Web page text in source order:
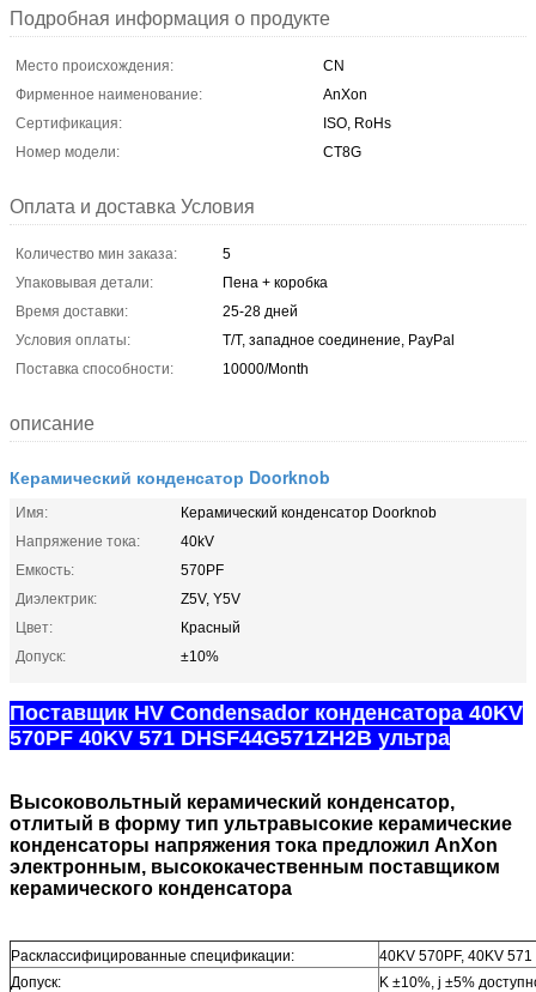
Подробная информация о продукте
Место происхождения:
CN
Фирменное наименование:
AnXon
Сертификация:
ISO, RoHs
Номер модели:
CT8G
Оплата и доставка Условия
Количество мин заказа:
5
Упаковывая детали:
Пена + коробка
Время доставки:
25-28 дней
Условия оплаты:
T/T, западное соединение, PayPal
Поставка способности:
10000/Month
описание
Керамический конденсатор Doorknob
Имя:
Керамический конденсатор Doorknob
Напряжение тока:
40kV
Емкость:
570PF
Диэлектрик:
Z5V, Y5V
Цвет:
Красный
Допуск:
±10%
Поставщик HV Condensador конденсатора 40KV
570PF 40KV 571 DHSF44G571ZH2B ультра
Высоковольтный керамический конденсатор,
отлитый в форму тип ультравысокие керамические
конденсаторы напряжения тока предложил AnXon
электронным, высококачественным поставщиком
керамического конденсатора
Расклассифицированные спецификации:
40KV 570PF, 40KV 571
Допуск:
K ±10%, j ±5%